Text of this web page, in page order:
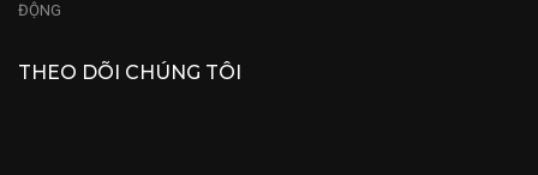
ĐỘNG
THEO DÕI CHÚNG TÔI